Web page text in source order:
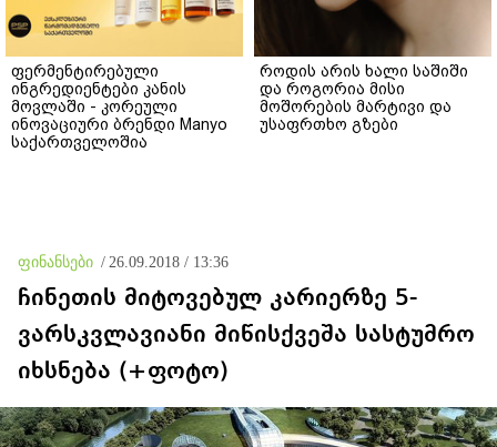
ფერმენტირებული
ინგრედიენტები კანის
მოვლაში - კორეული
ინოვაციური ბრენდი Manyo
საქართველოშია
როდის არის ხალი საშიში
და როგორია მისი
მოშორების მარტივი და
უსაფრთხო გზები
ფინანსები / 26.09.2018 / 13:36
ჩინეთის მიტოვებულ კარიერზე 5-
ვარსკვლავიანი მიწისქვეშა სასტუმრო
იხსნება (+ფოტო)